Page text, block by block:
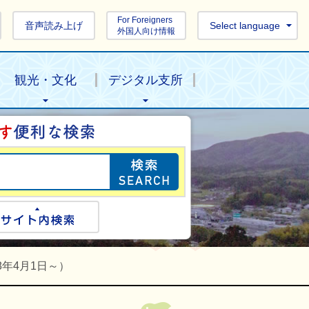
音声読み上げ
For Foreigners
外国人向け情報
Select language
観光・文化 デジタル支所
目的の情報を探
検索
4月1日～）